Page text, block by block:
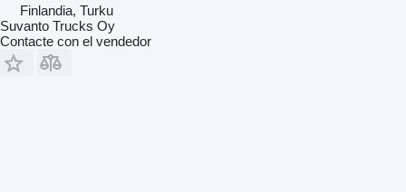
Finlandia, Turku
Suvanto Trucks Oy
Contacte con el vendedor